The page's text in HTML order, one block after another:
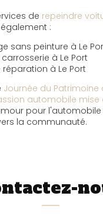
de repeindre
:
sans peinture à Le
à Le Port
réparation à Le Port
Journée du Patrimoine
automobile
pour l'automobile
la communauté.